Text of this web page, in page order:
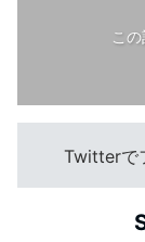
こ
Twitterで